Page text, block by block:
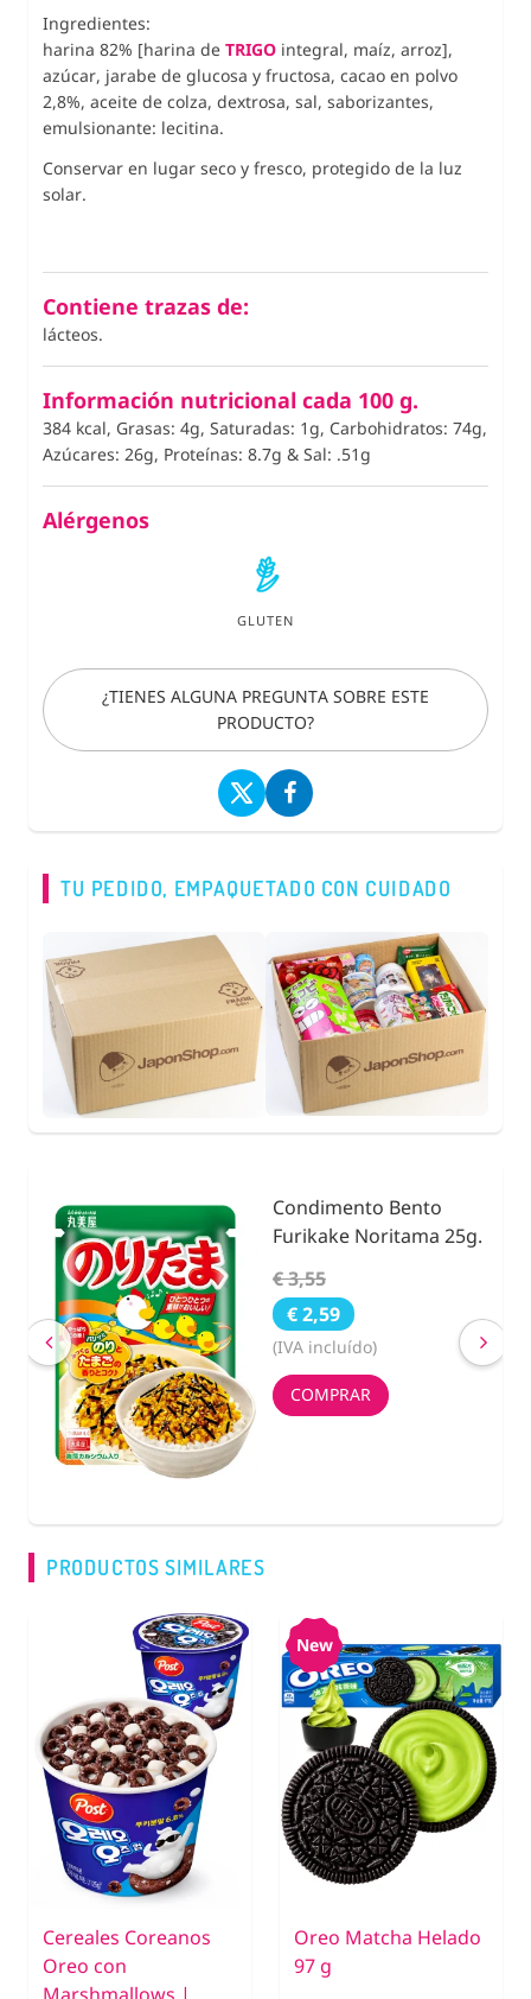
Ingredientes:
harina 82% [harina de TRIGO integral, maíz, arroz],
azúcar, jarabe de glucosa y fructosa, cacao en polvo
2,8%, aceite de colza, dextrosa, sal, saborizantes,
emulsionante: lecitina.
Conservar en lugar seco y fresco, protegido de la luz
solar.
Contiene trazas de:
lácteos.
Información nutricional cada 100 g.
384 kcal, Grasas: 4g, Saturadas: 1g, Carbohidratos: 74g,
Azúcares: 26g, Proteínas: 8.7g & Sal: .51g
Alérgenos
GLUTEN
¿TIENES ALGUNA PREGUNTA SOBRE ESTE
PRODUCTO?
TU PEDIDO, EMPAQUETADO CON CUIDADO
Condimento Bento
Furikake Noritama 25g.
€ 3,55
€ 2,59
(IVA incluído)
COMPRAR
PRODUCTOS SIMILARES
Cereales Coreanos
Oreo con
Marshmallows |
New
Oreo Matcha Helado
97 g